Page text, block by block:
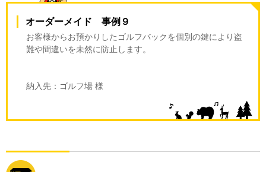
オーダーメイド 事例９
お客様からお預かりしたゴルフバックを個別の鍵により盗
難や間違いを未然に防止します。
納入先：ゴルフ場 様